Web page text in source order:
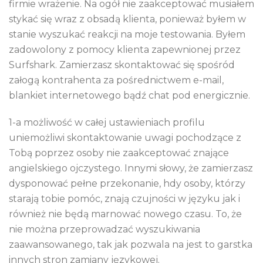
firmie wrażenie. Na ogół nie zaakceptować musiałem
stykać się wraz z obsadą klienta, ponieważ byłem w
stanie wyszukać reakcji na moje testowania. Byłem
zadowolony z pomocy klienta zapewnionej przez
Surfshark. Zamierzasz skontaktować się spośród
załogą kontrahenta za pośrednictwem e-mail,
blankiet internetowego bądź chat pod energicznie.
1-a możliwość w całej ustawieniach profilu
uniemożliwi skontaktowanie uwagi pochodzące z
Tobą poprzez osoby nie zaakceptować znające
angielskiego ojczystego. Innymi słowy, że zamierzasz
dysponować pełne przekonanie, hdy osoby, którzy
starają tobie pomóc, znają czujności w języku jak i
również nie będą marnować nowego czasu. To, że
nie można przeprowadzać wyszukiwania
zaawansowanego, tak jak pozwala na jest to garstka
innych stron zamiany językowej.